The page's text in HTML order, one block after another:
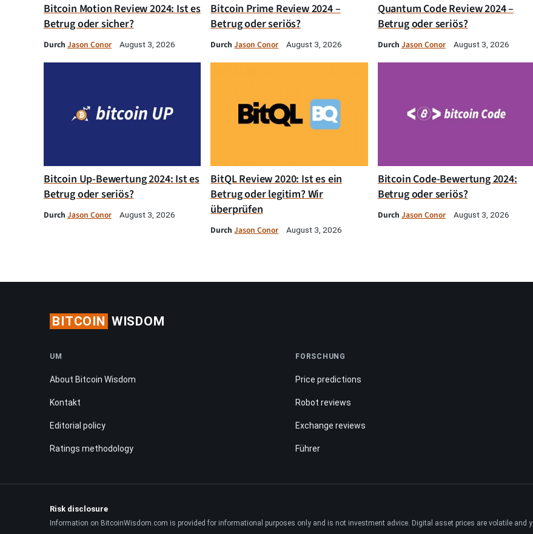
Bitcoin Motion Review 2024: Ist es
Betrug oder sicher?
Durch Jason Conor August 3, 2026
Bitcoin Prime Review 2024 –
Betrug oder seriös?
DurchJason Conor August 3, 2026
Quantum Code Review 2024 –
Betrug oder seriös?
Durch Jason Conor August 3, 2026
Bitcoin Up-Bewertung 2024: Ist es
Betrug oder seriös?
Durch Jason Conor August 3, 2026
BitQL Review 2020: Ist es ein
Betrug oder legitim? Wir
überprüfen
DurchJason Conor August 3, 2026
Bitcoin Code-Bewertung 2024:
Betrug oder seriös?
Durch Jason Conor August 3, 2026
BITCOIN WISDOM
UM
About Bitcoin Wisdom
Kontakt
Editorial policy
Ratings methodology
FORSCHUNG
Price predictions
Robot reviews
Exchange reviews
Führer
Risk disclosure
Information on BitcoinWisdom.com is provided for informational purposes only and is not investment advice. Digital asset prices are volatile and